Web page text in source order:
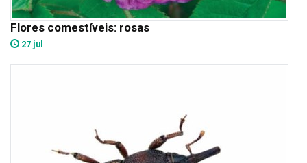
Flores comestíveis: rosas
27 jul